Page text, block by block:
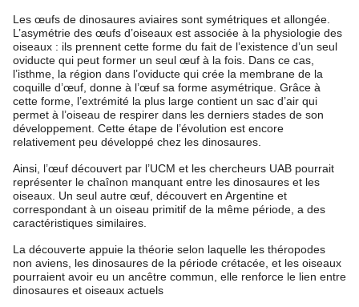
Les œufs de dinosaures aviaires sont symétriques et allongée.
L’asymétrie des œufs d’oiseaux est associée à la physiologie des
oiseaux : ils prennent cette forme du fait de l’existence d’un seul
oviducte qui peut former un seul œuf à la fois. Dans ce cas,
l’isthme, la région dans l’oviducte qui crée la membrane de la
coquille d’œuf, donne à l’œuf sa forme asymétrique. Grâce à
cette forme, l’extrémité la plus large contient un sac d’air qui
permet à l’oiseau de respirer dans les derniers stades de son
développement. Cette étape de l’évolution est encore
relativement peu développé chez les dinosaures.
Ainsi, l’œuf découvert par l’UCM et les chercheurs UAB pourrait
représenter le chaînon manquant entre les dinosaures et les
oiseaux. Un seul autre œuf, découvert en Argentine et
correspondant à un oiseau primitif de la même période, a des
caractéristiques similaires.
La découverte appuie la théorie selon laquelle les théropodes
non aviens, les dinosaures de la période crétacée, et les oiseaux
pourraient avoir eu un ancêtre commun, elle renforce le lien entre
dinosaures et oiseaux actuels